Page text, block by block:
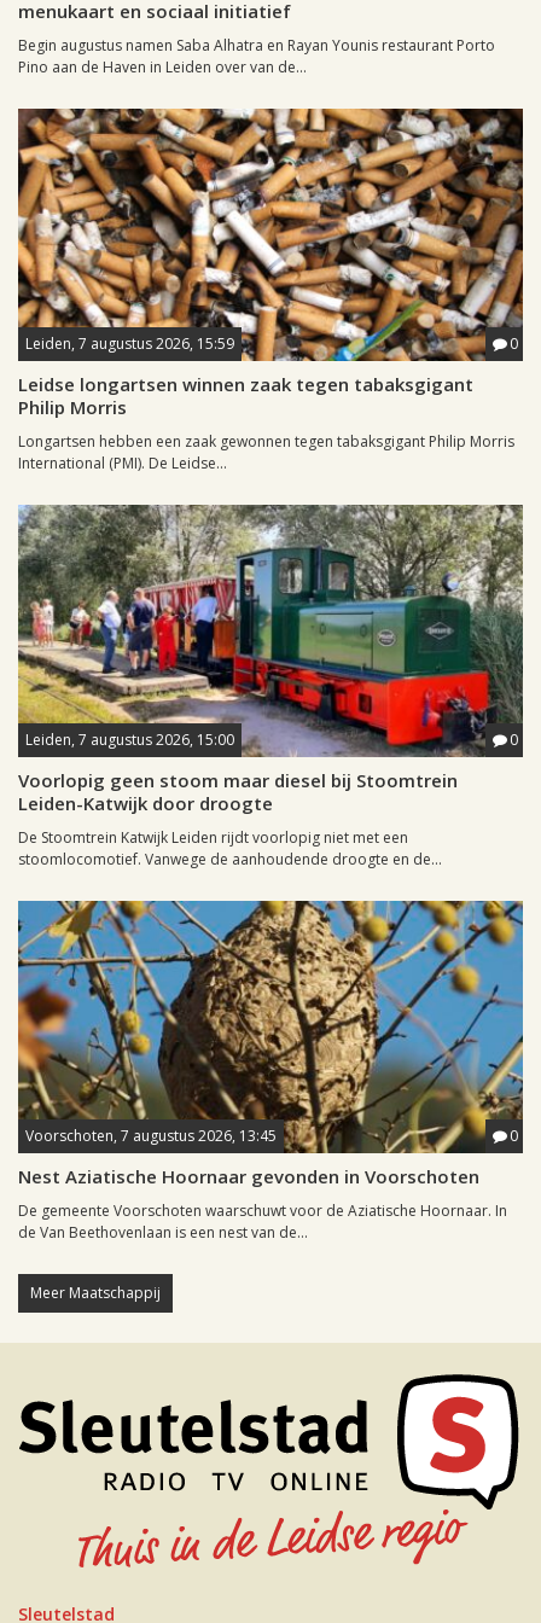
menukaart en sociaal initiatief
Begin augustus namen Saba Alhatra en Rayan Younis restaurant Porto
Pino aan de Haven in Leiden over van de...
Leiden, 7 augustus 2026, 15:59 0
Leidse longartsen winnen zaak tegen tabaksgigant
Philip Morris
Longartsen hebben een zaak gewonnen tegen tabaksgigant Philip Morris
International (PMI). De Leidse...
Leiden, 7 augustus 2026, 15:00 0
Voorlopig geen stoom maar diesel bij Stoomtrein
Leiden-Katwijk door droogte
De Stoomtrein Katwijk Leiden rijdt voorlopig niet met een
stoomlocomotief. Vanwege de aanhoudende droogte en de...
Voorschoten, 7 augustus 2026, 13:45 0
Nest Aziatische Hoornaar gevonden in Voorschoten
De gemeente Voorschoten waarschuwt voor de Aziatische Hoornaar. In
de Van Beethovenlaan is een nest van de...
Meer Maatschappij
Sleutelstad